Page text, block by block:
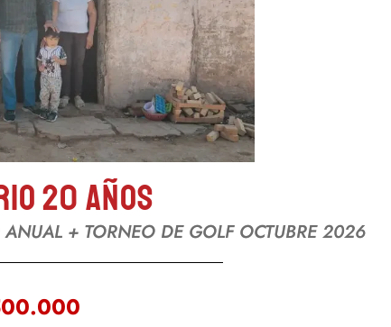
20 años
+ TORNEO DE GOLF OCTUBRE 2026